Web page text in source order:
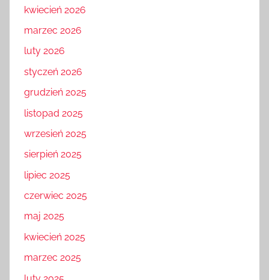
kwiecień 2026
marzec 2026
luty 2026
styczeń 2026
grudzień 2025
listopad 2025
wrzesień 2025
sierpień 2025
lipiec 2025
czerwiec 2025
maj 2025
kwiecień 2025
marzec 2025